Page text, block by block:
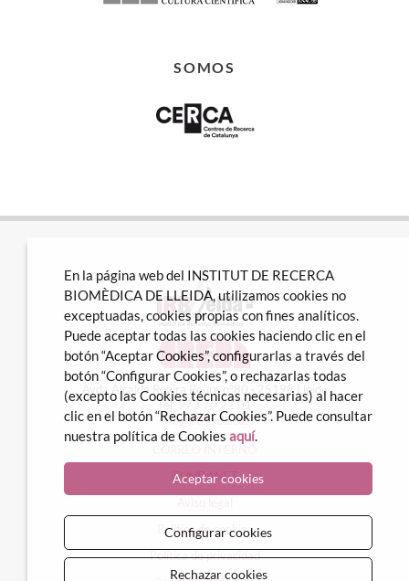
SOMOS
Avda Alcalde Rovira Roure nº80 · 25198 Lleida
Tel. 973 70 22 01
info@irblleida.cat
iFUNDANET
Política de cookies
Política de privacidad
En la página web del INSTITUT DE RECERCA
BIOMÈDICA DE LLEIDA, utilizamos cookies no
exceptuadas, cookies propias con fines analíticos.
Puede aceptar todas las cookies haciendo clic en el
botón “Aceptar Cookies”, configurarlas a través del
botón “Configurar Cookies”, o rechazarlas todas
(excepto las Cookies técnicas necesarias) al hacer
clic en el botón “Rechazar Cookies”. Puede consultar
nuestra política de Cookies aquí.
Aceptar cookies
Configurar cookies
Rechazar cookies